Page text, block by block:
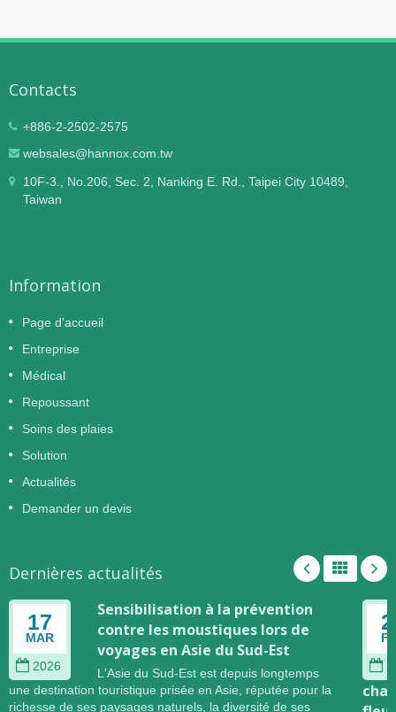
Contacts
+886-2-2502-2575
websales@hannox.com.tw
10F-3., No.206, Sec. 2, Nanking E. Rd., Taipei City 10489,
Taiwan
Information
Page d'accueil
Entreprise
Médical
Repoussant
Soins des plaies
Solution
Actualités
Demander un devis
Dernières actualités
17
MAR
2026
Sensibilisation à la prévention
contre les moustiques lors de
voyages en Asie du Sud-Est
L'Asie du Sud-Est est depuis longtemps
une destination touristique prisée en Asie, réputée pour la
richesse de ses paysages naturels, la diversité de ses